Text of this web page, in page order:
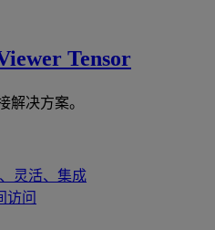
Tensor
解决方案。
灵活、集成
访问